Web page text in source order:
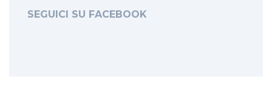
SEGUICI SU FACEBOOK